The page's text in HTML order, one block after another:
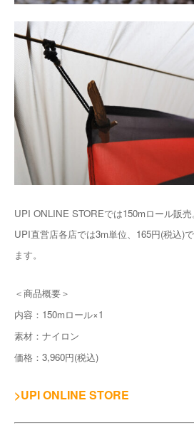
UPI ONLINE STOREでは150mロール販売。
UPI直営店各店では3m単位、165円(税込)
ます。
＜商品概要＞
内容：150mロール×1
素材：ナイロン
価格：3,960円(税込)
>UPI ONLINE STORE